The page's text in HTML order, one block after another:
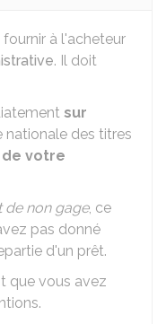
fournir à l'acheteur
. Il doit
sur
nationale des titres
votre
de non gage, ce
pas donné
d'un prêt.
que vous avez